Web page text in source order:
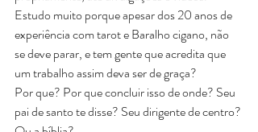
Estudo muito porque apesar dos 20 anos de
experiência com tarot e Baralho cigano, não
se deve parar, e tem gente que acredita que
um trabalho assim deva ser de graça?
Por que? Por que concluir isso de onde? Seu
pai de santo te disse? Seu dirigente de centro?